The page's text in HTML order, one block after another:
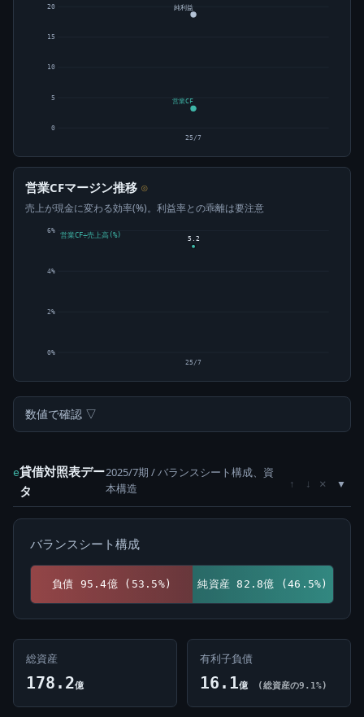
0
5
10
15
20
営業CF
純利益
25/7
営業CFマージン推移 ⊙
売上が現金に変わる効率(%)。利益率との乖離は要注意
0%
2%
4%
6%
5.2
25/7
営業CF÷売上高(%)
数値で確認 ▽
e貸借対照表デー
タ
2025/7期 / バランスシート構成、資
本構造
↑ ↓ ×
バランスシート構成
負債 95.4億 (53.5%) 純資産 82.8億 (46.5%)
総資産
178.2億
有利子負債
16.1億 (総資産の9.1%)